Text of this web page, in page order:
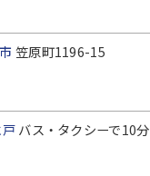
笠原町1196-15
バス・タクシーで10分